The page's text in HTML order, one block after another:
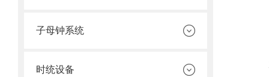
子母钟系统
时统设备